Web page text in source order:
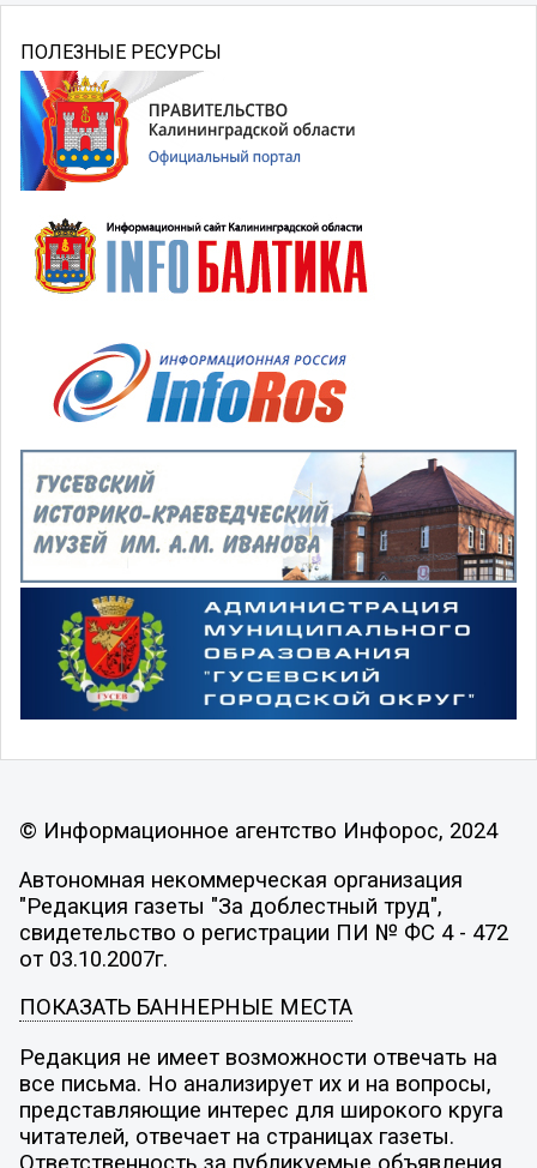
ПОЛЕЗНЫЕ РЕСУРСЫ
© Информационное агентство Инфорос, 2024
Автономная некоммерческая организация
"Редакция газеты "За доблестный труд",
свидетельство о регистрации ПИ № ФС 4 - 472
от 03.10.2007г.
ПОКАЗАТЬ БАННЕРНЫЕ МЕСТА
Редакция не имеет возможности отвечать на
все письма. Но анализирует их и на вопросы,
представляющие интерес для широкого круга
читателей, отвечает на страницах газеты.